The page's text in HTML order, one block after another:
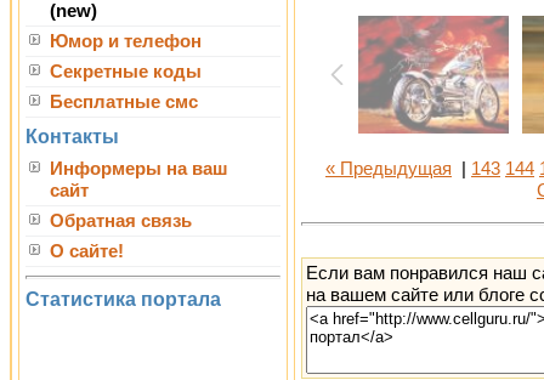
(new)
Юмор и телефон
Секретные коды
Бесплатные смс
Контакты
Информеры на ваш
сайт
Обратная связь
О сайте!
Статистика портала
« Предыдущая 143 144
Если вам понравился наш
на вашем сайте или блоге